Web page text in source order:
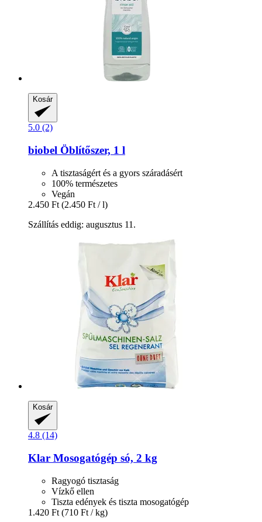
Kosár
5.0 (2)
biobel Öblítőszer, 1 l
A tisztaságért és a gyors száradásért
100% természetes
Vegán
2.450 Ft (2.450 Ft / l)
Szállítás eddig: augusztus 11.
Kosár
4.8 (14)
Klar Mosogatógép só, 2 kg
Ragyogó tisztaság
Vízkő ellen
Tiszta edények és tiszta mosogatógép
1.420 Ft (710 Ft / kg)